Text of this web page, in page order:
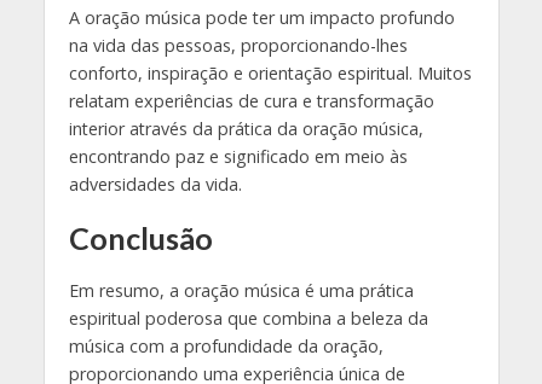
A oração música pode ter um impacto profundo
na vida das pessoas, proporcionando-lhes
conforto, inspiração e orientação espiritual. Muitos
relatam experiências de cura e transformação
interior através da prática da oração música,
encontrando paz e significado em meio às
adversidades da vida.
Conclusão
Em resumo, a oração música é uma prática
espiritual poderosa que combina a beleza da
música com a profundidade da oração,
proporcionando uma experiência única de